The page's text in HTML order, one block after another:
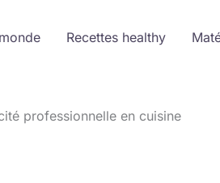
Recettes healthy
professionnelle en cuisine